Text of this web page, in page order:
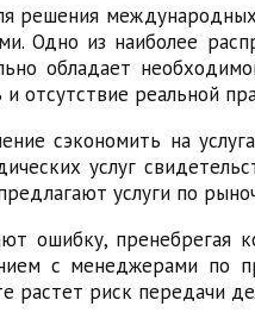
решения
Одно из наиболее
обладает
отсутствие реальной
сэкономить на
услуг
услуги по
ошибку, пренебрегая
с менеджерами по
растет риск передачи